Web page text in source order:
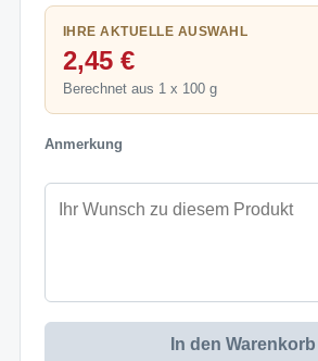
IHRE AKTUELLE AUSWAHL
2,45 €
Berechnet aus 1 x 100 g
Anmerkung
In den Warenkorb